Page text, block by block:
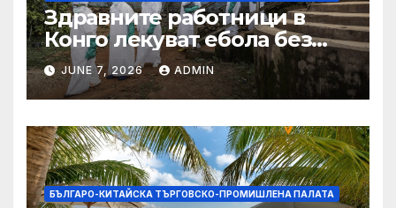
Здравните работници в
Конго лекуват ебола без
заплащане, докато СЗО
търси ресурси
JUNE 7, 2026 ADMIN
БЪЛГАРО-КИТАЙСКА ТЪРГОВСКО-ПРОМИШЛЕНА ПАЛАТА